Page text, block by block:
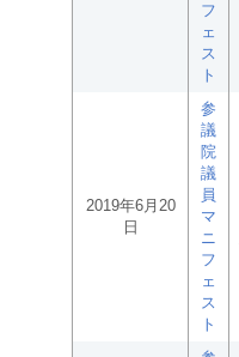
フ
ェ
ス
ト
2019年6月20
日
参
議
院
議
員
マ
ニ
フ
ェ
ス
ト